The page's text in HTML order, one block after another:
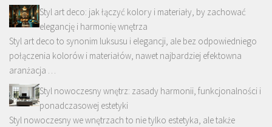
Styl art deco: jak łączyć kolory i materiały, by zachować
elegancję i harmonię wnętrza
Styl art deco to synonim luksusu i elegancji, ale bez odpowiedniego
połączenia kolorów i materiałów, nawet najbardziej efektowna
aranżacja …
Styl nowoczesny wnętrz: zasady harmonii, funkcjonalności i
ponadczasowej estetyki
Styl nowoczesny we wnętrzach to nie tylko estetyka, ale także